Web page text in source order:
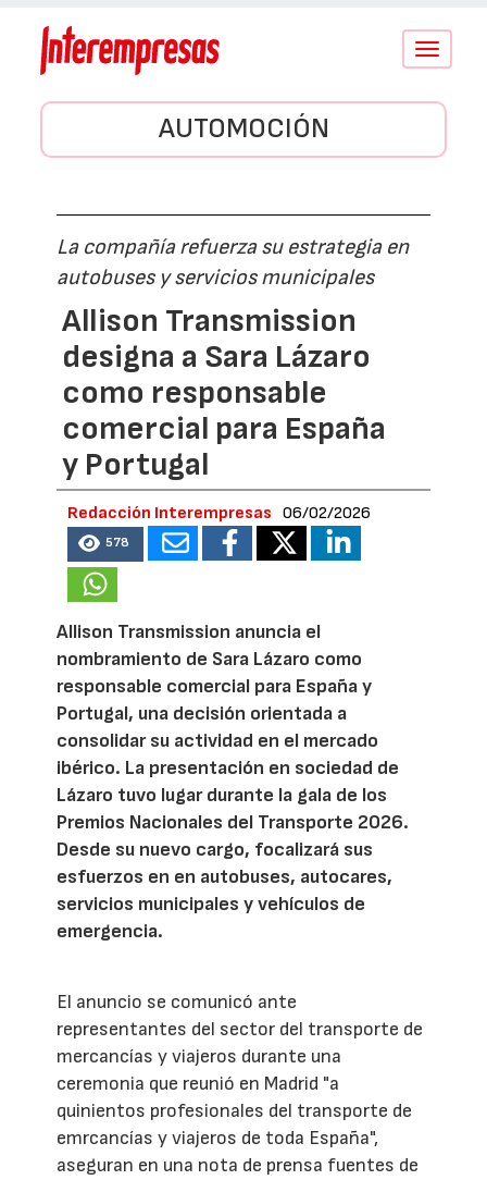
Conmutar
AUTOMOCIÓN
La compañía refuerza su estrategia en
autobuses y servicios municipales
Allison Transmission
designa a Sara Lázaro
como responsable
comercial para España
y Portugal
Redacción Interempresas 06/02/2026
578
Allison Transmission anuncia el
nombramiento de Sara Lázaro como
responsable comercial para España y
Portugal, una decisión orientada a
consolidar su actividad en el mercado
ibérico. La presentación en sociedad de
Lázaro tuvo lugar durante la gala de los
Premios Nacionales del Transporte 2026.
Desde su nuevo cargo, focalizará sus
esfuerzos en en autobuses, autocares,
servicios municipales y vehículos de
emergencia.
El anuncio se comunicó ante
representantes del sector del transporte de
mercancías y viajeros durante una
ceremonia que reunió en Madrid "a
quinientos profesionales del transporte de
emrcancías y viajeros de toda España",
aseguran en una nota de prensa fuentes de